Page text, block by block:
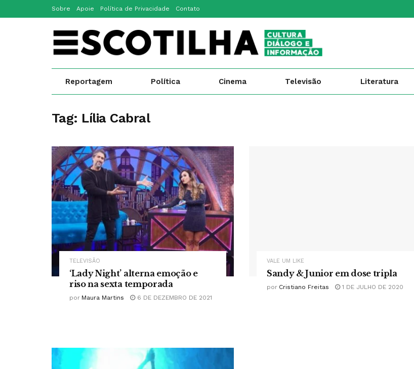
Sobre Apoie Política de Privacidade Contato
Reportagem Política Cinema Televisão Literatura
Tag: Lília Cabral
TELEVISÃO
‘Lady Night’ alterna emoção e
riso na sexta temporada
por Maura Martins 6 DE DEZEMBRO DE 2021
VALE UM LIKE
Sandy & Junior em dose tripla
por Cristiano Freitas 1 DE JULHO DE 2020